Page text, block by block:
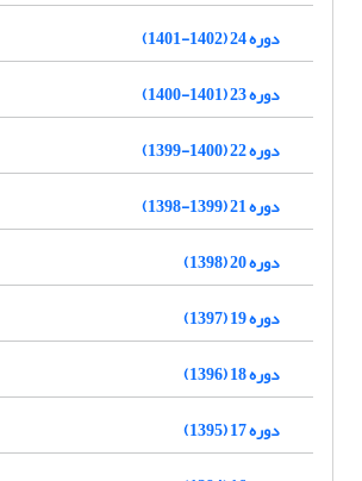
دوره 24 (1402-1401)
دوره 23 (1401-1400)
دوره 22 (1400-1399)
دوره 21 (1399-1398)
دوره 20 (1398)
دوره 19 (1397)
دوره 18 (1396)
دوره 17 (1395)